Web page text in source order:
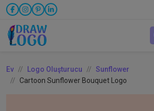
Ev Logo Oluşturucu
Sunflower
Cartoon Sunflower Bouquet Logo